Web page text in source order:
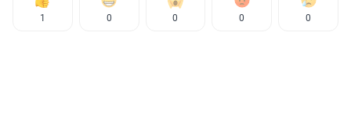
1 0 0 0 0